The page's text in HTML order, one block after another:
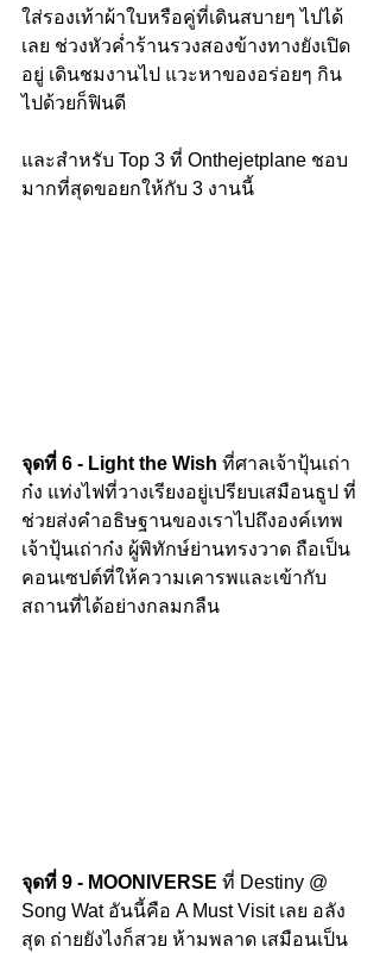
ใส่รองเท้าผ้าใบหรือคู่ที่เดินสบายๆ ไปได้
เลย ช่วงหัวค่ำร้านรวงสองข้างทางยังเปิด
อยู่ เดินชมงานไป แวะหาของอร่อยๆ กิน
ไปด้วยก็ฟินดี
และสำหรับ Top 3 ที่ Onthejetplane ชอบ
มากที่สุดขอยกให้กับ 3 งานนี้
จุดที่ 6 - Light the Wish ที่ศาลเจ้าปุ้นเถ่า
ก๋ง แท่งไฟที่วางเรียงอยู่เปรียบเสมือนธูป ที่
ช่วยส่งคำอธิษฐานของเราไปถึงองค์เทพ
เจ้าปุ้นเถ่าก๋ง ผู้พิทักษ์ย่านทรงวาด ถือเป็น
คอนเซปต์ที่ให้ความเคารพและเข้ากับ
สถานที่ได้อย่างกลมกลืน
จุดที่ 9 - MOONIVERSE ที่ Destiny @
Song Wat อันนี้คือ A Must Visit เลย อลัง
สุด ถ่ายยังไงก็สวย ห้ามพลาด เสมือนเป็น